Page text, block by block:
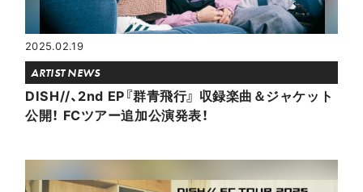
2025.02.19
ARTIST NEWS
DISH//、2nd EP『群青飛行』 収録楽曲＆ジャケット
公開！ FCツアー追加公演発表！